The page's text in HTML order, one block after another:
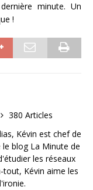
minute. Un
!
380 Articles
Kévin est chef de
blog La Minute de
les réseaux
Kévin aime les